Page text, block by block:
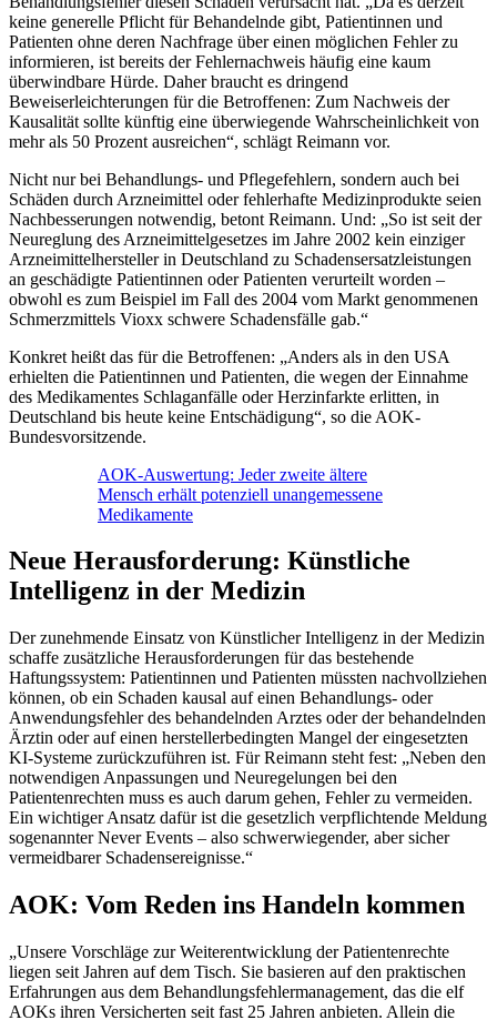
keine generelle Pflicht für Behandelnde gibt, Patientinnen und
Patienten ohne deren Nachfrage über einen möglichen Fehler zu
informieren, ist bereits der Fehlernachweis häufig eine kaum
überwindbare Hürde. Daher braucht es dringend
Beweiserleichterungen für die Betroffenen: Zum Nachweis der
Kausalität sollte künftig eine überwiegende Wahrscheinlichkeit von
mehr als 50 Prozent ausreichen“, schlägt Reimann vor.
Nicht nur bei Behandlungs- und Pflegefehlern, sondern auch bei
Schäden durch Arzneimittel oder fehlerhafte Medizinprodukte seien
Nachbesserungen notwendig, betont Reimann. Und: „So ist seit der
Neureglung des Arzneimittelgesetzes im Jahre 2002 kein einziger
Arzneimittelhersteller in Deutschland zu Schadensersatzleistungen
an geschädigte Patientinnen oder Patienten verurteilt worden –
obwohl es zum Beispiel im Fall des 2004 vom Markt genommenen
Schmerzmittels Vioxx schwere Schadensfälle gab.“
Konkret heißt das für die Betroffenen: „Anders als in den USA
erhielten die Patientinnen und Patienten, die wegen der Einnahme
des Medikamentes Schlaganfälle oder Herzinfarkte erlitten, in
Deutschland bis heute keine Entschädigung“, so die AOK-
Bundesvorsitzende.
AOK-Auswertung: Jeder zweite ältere
Mensch erhält potenziell unangemessene
Medikamente
Neue Herausforderung: Künstliche
Intelligenz in der Medizin
Der zunehmende Einsatz von Künstlicher Intelligenz in der Medizin
schaffe zusätzliche Herausforderungen für das bestehende
Haftungssystem: Patientinnen und Patienten müssten nachvollziehen
können, ob ein Schaden kausal auf einen Behandlungs- oder
Anwendungsfehler des behandelnden Arztes oder der behandelnden
Ärztin oder auf einen herstellerbedingten Mangel der eingesetzten
KI-Systeme zurückzuführen ist. Für Reimann steht fest: „Neben den
notwendigen Anpassungen und Neuregelungen bei den
Patientenrechten muss es auch darum gehen, Fehler zu vermeiden.
Ein wichtiger Ansatz dafür ist die gesetzlich verpflichtende Meldung
sogenannter Never Events – also schwerwiegender, aber sicher
vermeidbarer Schadensereignisse.“
AOK: Vom Reden ins Handeln kommen
„Unsere Vorschläge zur Weiterentwicklung der Patientenrechte
liegen seit Jahren auf dem Tisch. Sie basieren auf den praktischen
Erfahrungen aus dem Behandlungsfehlermanagement, das die elf
AOKs ihren Versicherten seit fast 25 Jahren anbieten. Allein die